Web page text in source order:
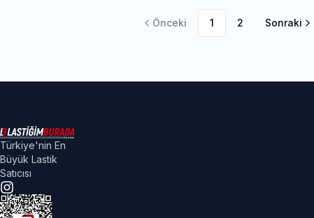
Önceki 1 2 Sonraki
Türkiye'nin En
Büyük Lastik
Satıcısı